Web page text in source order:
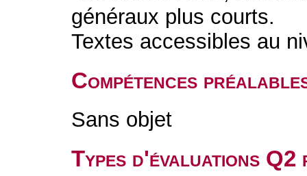
généraux plus courts.
Textes accessibles au
Compétences
Sans objet
Types d'évaluations